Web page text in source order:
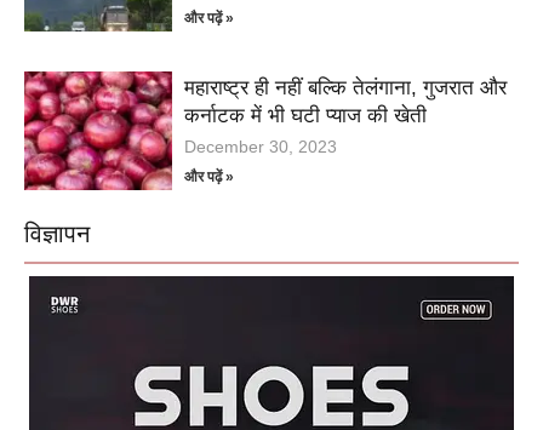
और पढ़ें »
महाराष्ट्र ही नहीं बल्कि तेलंगाना, गुजरात और
कर्नाटक में भी घटी प्याज की खेती
December 30, 2023
और पढ़ें »
विज्ञापन